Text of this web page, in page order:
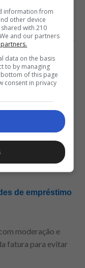
No Brasil,
(Tesouro Direto,
Antes de
e os potenciais
seus objetivos.
é fundamental
pessoas
sobre os gastos
um empréstimo
de empréstimo
moderação e
fatura para evitar
information from
other device
with 210
and our partners
data on the basis
to by managing
of this page
consent in privacy